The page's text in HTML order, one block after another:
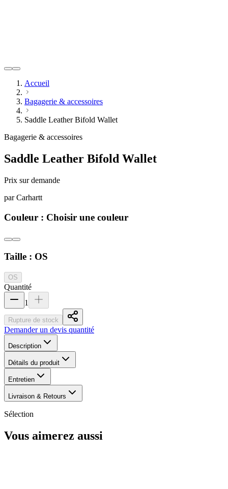
Accueil
Bagagerie & accessoires
Saddle Leather Bifold Wallet
Bagagerie & accessoires
Saddle Leather Bifold Wallet
Prix sur demande
par Carhartt
Couleur : Choisir une couleur
Taille : OS
OS
Quantité
1
Rupture de stock
Demander un devis quantité
Description
Détails du produit
Entretien
Livraison & Retours
Sélection
Vous aimerez aussi